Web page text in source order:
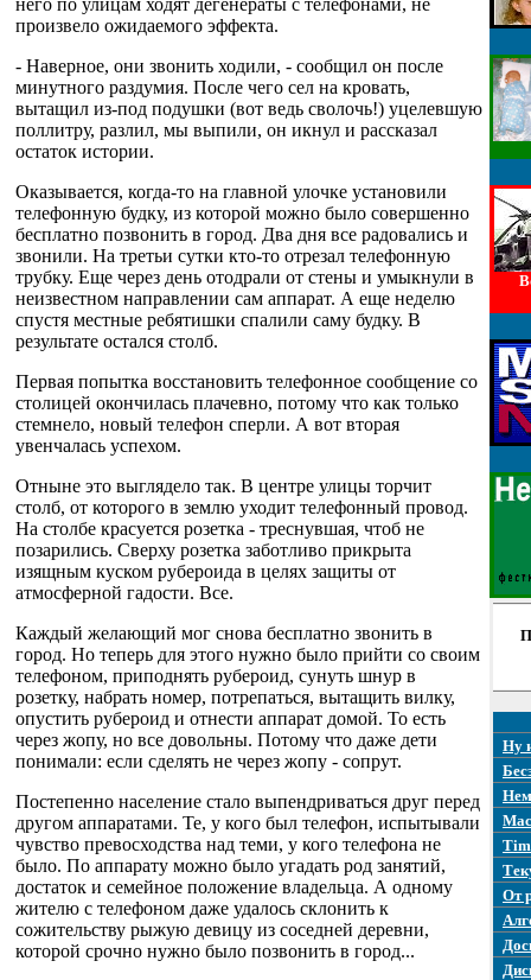
него по улицам ходят дегенераты с телефонами, не
произвело ожидаемого эффекта.
- Наверное, они звонить ходили, - сообщил он после
минутного раздумия. После чего сел на кровать,
вытащил из-под подушки (вот ведь сволочь!) уцелевшую
поллитру, разлил, мы выпили, он икнул и рассказал
остаток истории.
Оказывается, когда-то на главной улочке установили
телефонную будку, из которой можно было совершенно
бесплатно позвонить в город. Два дня все радовались и
звонили. На третьи сутки кто-то отрезал телефонную
трубку. Еще через день отодрали от стены и умыкнули в
неизвестном направлении сам аппарат. А еще неделю
спустя местные ребятишки спалили саму будку. В
результате остался столб.
Первая попытка восстановить телефонное сообщение со
столицей окончилась плачевно, потому что как только
стемнело, новый телефон сперли. А вот вторая
увенчалась успехом.
Отныне это выглядело так. В центре улицы торчит
столб, от которого в землю уходит телефонный провод.
На столбе красуется розетка - треснувшая, чтоб не
позарились. Сверху розетка заботливо прикрыта
изящным куском рубероида в целях защиты от
атмосферной гадости. Все.
Каждый желающий мог снова бесплатно звонить в
город. Но теперь для этого нужно было прийти со своим
телефоном, приподнять рубероид, сунуть шнур в
розетку, набрать номер, потрепаться, вытащить вилку,
опустить рубероид и отнести аппарат домой. То есть
через жопу, но все довольны. Потому что даже дети
понимали: если сделять не через жопу - сопрут.
Постепенно население стало выпендриваться друг перед
другом аппаратами. Те, у кого был телефон, испытывали
чувство превосходства над теми, у кого телефона не
было. По аппарату можно было угадать род занятий,
достаток и семейное положение владельца. А одному
жителю с телефоном даже удалось склонить к
сожительству рыжую девицу из соседней деревни,
которой срочно нужно было позвонить в город...
Ну
От